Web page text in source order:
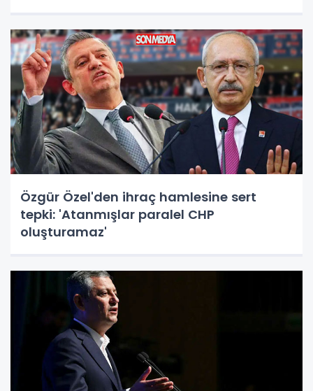
Özgür Özel'den ihraç hamlesine sert
tepki: 'Atanmışlar paralel CHP
oluşturamaz'